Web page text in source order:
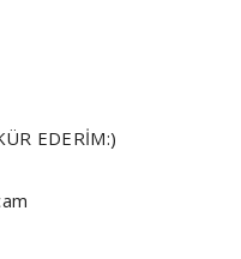
EDERİM:)